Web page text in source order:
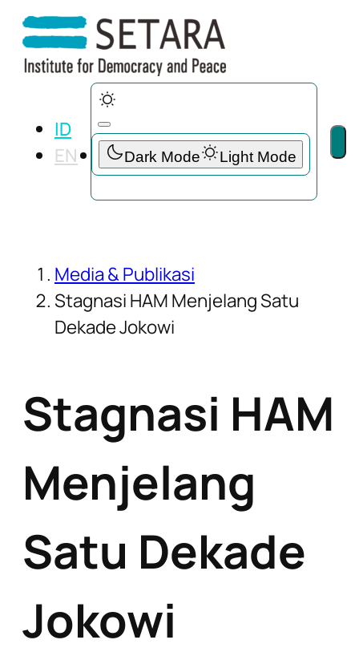
ID
EN
Media & Publikasi
Stagnasi HAM Menjelang Satu
Dekade Jokowi
Stagnasi HAM
Menjelang
Satu Dekade
Jokowi